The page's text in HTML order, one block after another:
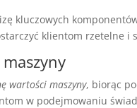
kluczowych
klientom rzetelne i
wartości maszyny, biorąc
w podejmowaniu